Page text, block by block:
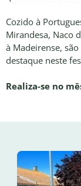
Cozido à
Mirandesa, Naco
à Madeirense,
destaque neste
Realiza-se no